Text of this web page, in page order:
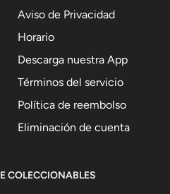
Aviso de Privacidad
Horario
Descarga nuestra App
Términos del servicio
Política de reembolso
Eliminación de cuenta
COLECCIONABLES